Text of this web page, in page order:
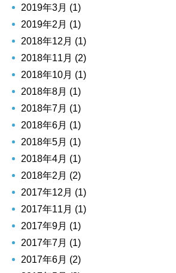
2019年3月 (1)
2019年2月 (1)
2018年12月 (1)
2018年11月 (2)
2018年10月 (1)
2018年8月 (1)
2018年7月 (1)
2018年6月 (1)
2018年5月 (1)
2018年4月 (1)
2018年2月 (2)
2017年12月 (1)
2017年11月 (1)
2017年9月 (1)
2017年7月 (1)
2017年6月 (2)